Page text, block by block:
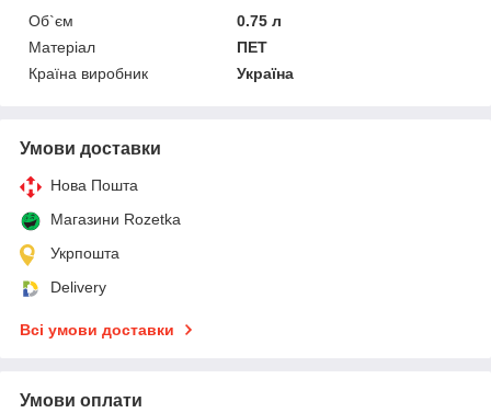
Об`єм
0.75 л
Матеріал
ПЕТ
Країна виробник
Україна
Умови доставки
Нова Пошта
Магазини Rozetka
Укрпошта
Delivery
Всі умови доставки
Умови оплати